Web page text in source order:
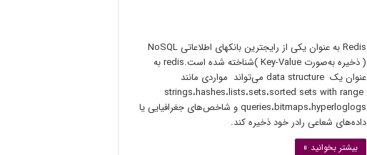
Redis به عنوان یکی از رایجترین بانکهای اطلاعاتی NoSQL
( ذخیره به‌صورت Key-Value )شناخته شده است.redis به
عنوان یک data structure می‌تواند مواردی مانند
strings،hashes،lists،sets،sorted sets with range
queries،bitmaps،hyperloglogs و شاخص‌های جغرافیایی یا
داده‌های شعاعی رادر خود ذخیره کند.
بیشتر بخوانید »